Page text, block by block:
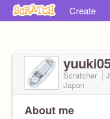
Create
Scratcher
Japan
About me